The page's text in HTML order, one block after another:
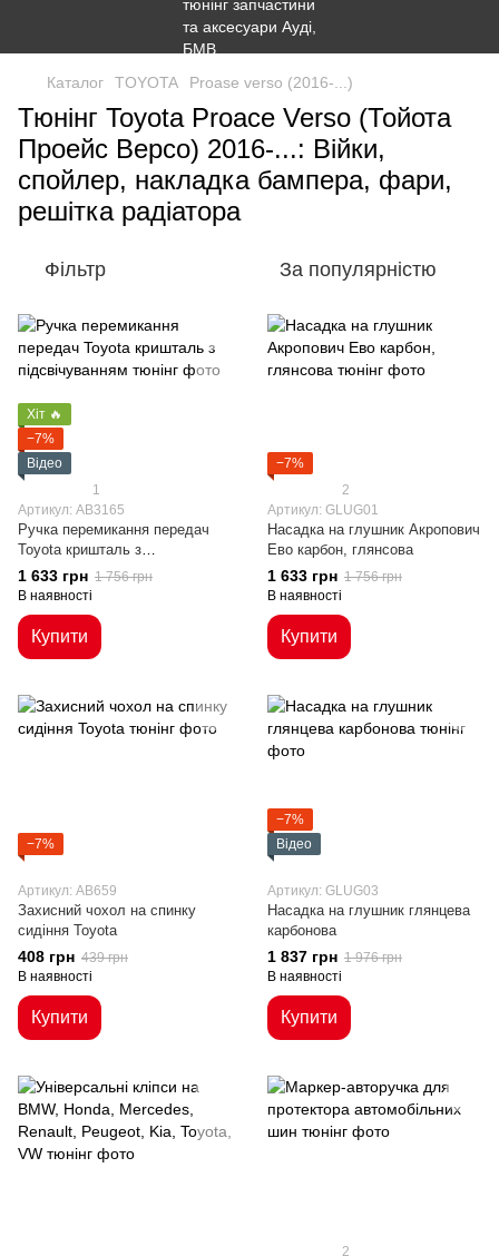
Каталог TOYOTA Proase verso (2016-...)
Тюнінг Toyota Proace Verso (Тойота
Проейс Версо) 2016-...: Війки,
спойлер, накладка бампера, фари,
решітка радіатора
Фільтр За популярністю
Хіт 🔥
−7%
Відео
1
Артикул: AB3165
Ручка перемикання передач
Toyota кришталь з
підсвічуванням
1 633 грн 1 756 грн
В наявності
Купити
−7%
2
Артикул: GLUG01
Насадка на глушник Акропович
Ево карбон, глянсова
1 633 грн 1 756 грн
В наявності
Купити
−7%
Артикул: AB659
Захисний чохол на спинку
сидіння Toyota
408 грн 439 грн
В наявності
Купити
−7%
Відео
Артикул: GLUG03
Насадка на глушник глянцева
карбонова
1 837 грн 1 976 грн
В наявності
Купити
2